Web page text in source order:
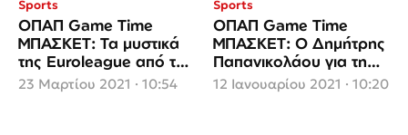
Sports
ΟΠΑΠ Game Time
ΜΠΑΣΚΕΤ: Τα μυστικά
της Euroleague από τον
Δημήτρη Καρύδα
23 Μαρτίου 2021 · 10:54
Sports
ΟΠΑΠ Game Time
ΜΠΑΣΚΕΤ: Ο Δημήτρης
Παπανικολάου για τη
διαβολοβδομάδα της
Euroleague (video)
12 Ιανουαρίου 2021 · 10:20